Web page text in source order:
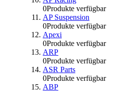
0Produkte verfügbar
AP Suspension
0Produkte verfügbar
Apexi
0Produkte verfügbar
ARP
0Produkte verfügbar
ASR Parts
0Produkte verfügbar
ABP